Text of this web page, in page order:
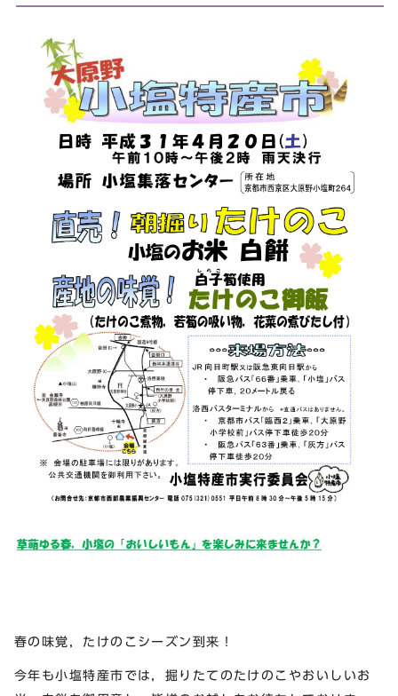
春の味覚，たけのこシーズン到来！
今年も小塩特産市では，掘りたてのたけのこやおいしいお